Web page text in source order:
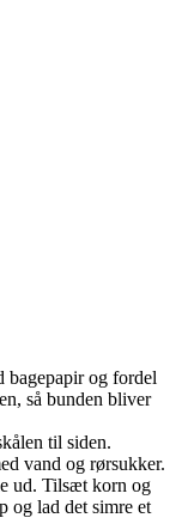
bagepapir og fordel
så bunden bliver
til siden.
vand og rørsukker.
ud. Tilsæt korn og
og lad det simre et